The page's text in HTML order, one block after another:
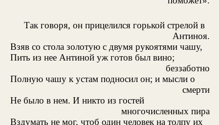
Так говоря, он прицелился горькой стрелой в
Антиноя.
Взяв со стола золотую с двумя рукоятями чашу,
Пить из нее Антиной уж готов был вино;
беззаботно
Полную чашу к устам подносил он; и мысли о
смерти
Не было в нем. И никто из гостей
многочисленных пира
Вздумать не мог, чтоб один человек на толпу их